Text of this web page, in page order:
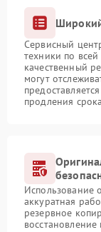
Сервисный
техники по
качественный
могут
продления
Использование
аккуратная
резервное